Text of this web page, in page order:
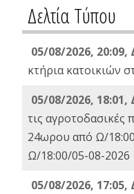
Δελτία Τύπου
05/08/2026, 20:09,
κτήρια κατοικιών
05/08/2026, 18:01,
τις αγροτοδασικές
24ωρου από Ω/
Ω/18:00/05-08-2026
05/08/2026, 17:05,